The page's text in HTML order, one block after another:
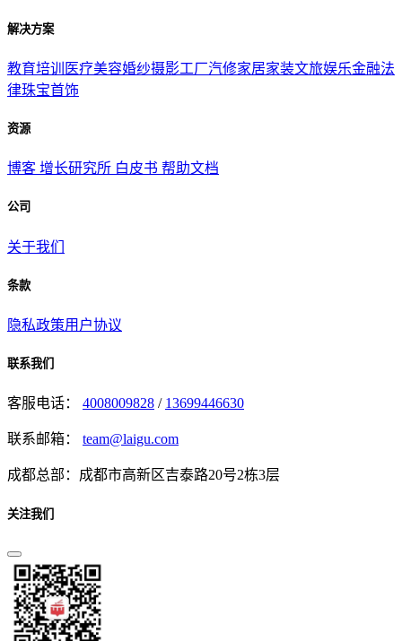
解决方案
教育培训 医疗美容婚纱摄影工厂汽修家居家装文旅娱乐金融法
律珠宝首饰
资源
博客 增长研究所 白皮书 帮助文档
公司
关于我们
条款
隐私政策用户协议
联系我们
客服电话： 4008009828 / 13699446630
联系邮箱： team@laigu.com
成都总部：成都市高新区吉泰路20号2栋3层
关注我们